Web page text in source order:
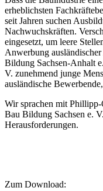
erheblichsten
seit Jahren suchen
Nachwuchskräften.
eingesetzt, um leere
Anwerbung
Bildung Sachsen-Anhalt
V. zunehmend junge
ausländische
Wir sprachen mit
Bau Bildung Sachsen e.
Herausforderungen.
Zum Download: